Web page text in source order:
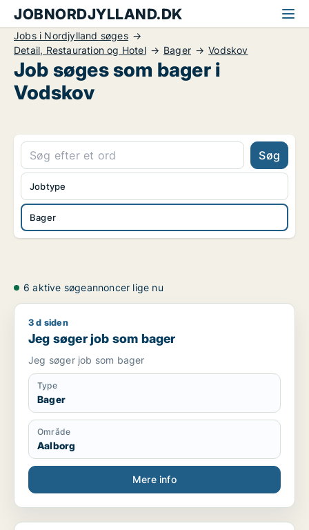
JOBNORDJYLLAND.DK
Jobs i Nordjylland søges
Detail, Restauration og Hotel
Bager Vodskov
Job søges som bager i
Vodskov
Søg
Bager
Jobtype
6 aktive søgeannoncer lige nu
Jeg søger job som bager
3 d siden
Jeg søger job som bager
Jeg søger job som bager
Type
Bager
Område
Aalborg
Mere info